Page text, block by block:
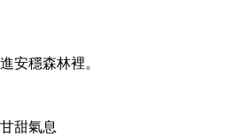
安穩森林裡。
甜氣息